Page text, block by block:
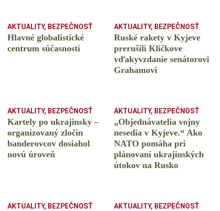
AKTUALITY, BEZPEČNOSŤ
Hlavné globalistické
centrum súčasnosti
AKTUALITY, BEZPEČNOSŤ
Ruské rakety v Kyjeve
prerušili Kličkove
vďakyvzdanie senátorovi
Grahamovi
AKTUALITY, BEZPEČNOSŤ
Kartely po ukrajinsky –
organizovaný zločin
banderovcov dosiahol
novú úroveň
AKTUALITY, BEZPEČNOSŤ
„Objednávatelia vojny
nesedia v Kyjeve.“ Ako
NATO pomáha pri
plánovaní ukrajinských
útokov na Rusko
AKTUALITY, BEZPEČNOSŤ AKTUALITY, BEZPEČNOSŤ